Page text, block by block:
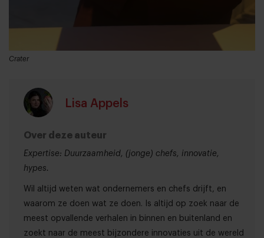
Crater
Lisa Appels
Over deze auteur
Expertise: Duurzaamheid, (jonge) chefs, innovatie,
hypes.
Wil altijd weten wat ondernemers en chefs drijft, en
waarom ze doen wat ze doen. Is altijd op zoek naar de
meest opvallende verhalen in binnen en buitenland en
zoekt naar de meest bijzondere innovaties uit de wereld